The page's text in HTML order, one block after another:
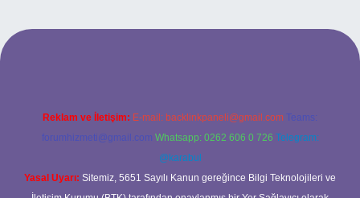
Reklam ve İletişim: E-mail: backlinkpaneli@gmail.com Teams:
forumhizmeti@gmail.com Whatsapp: 0262 606 0 726 Telegram:
@karabul
Yasal Uyarı: Sitemiz, 5651 Sayılı Kanun gereğince Bilgi Teknolojileri ve